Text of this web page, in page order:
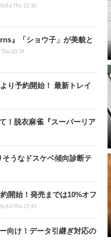
Thu 12:30
』「ショウ子」が美貌と
Thu 20:39
り予約開始！ 最新トレイ
！脱衣麻雀『スーパーリア
うなドスケベ傾向診断テ
開始！発売までは10%オフ
Thu 17:45
向け！データ引継ぎ対応の